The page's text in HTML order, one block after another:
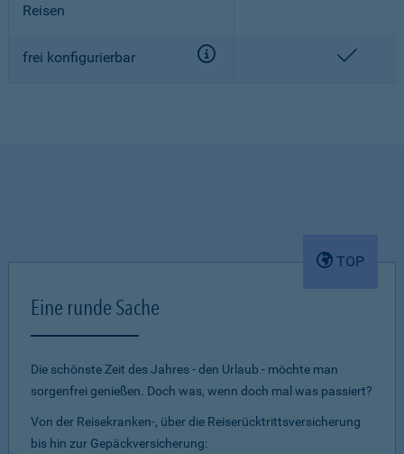
Reisen
frei konfigurierbar
TOP
Eine runde Sache
Die schönste Zeit des Jahres - den Urlaub - möchte man
sorgenfrei genießen. Doch was, wenn doch mal was passiert?
Von der Reisekranken-, über die Reiserücktrittsversicherung
bis hin zur Gepäckversicherung: